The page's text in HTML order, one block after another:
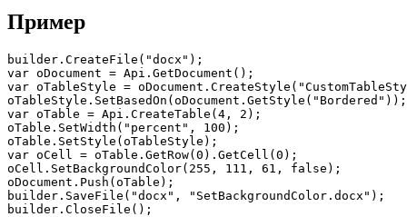
Пример
builder.CreateFile("docx");
var oDocument = Api.GetDocument();
var oTableStyle =
oTableStyle.SetBasedOn(oDocument.GetStyle("Bordered"));
var oTable = Api.CreateTable(4, 2);
oTable.SetWidth("percent", 100);
oTable.SetStyle(oTableStyle);
var oCell = oTable.GetRow(0).GetCell(0);
oCell.SetBackgroundColor(255, 111, 61, false);
oDocument.Push(oTable);
builder.SaveFile("docx", "SetBackgroundColor.docx");
builder.CloseFile();